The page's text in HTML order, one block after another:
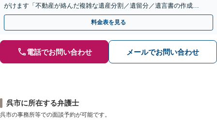
がけます「不動産が絡んだ複雑な遺産分割／遺留分／遺言書の作成・
執行／事業承継など、お任せください」【休日相談あり】
料金表を見る
電話でお問い合わせ メールでお問い合わせ
呉市に所在する弁護士
呉市の事務所等での面談予約が可能です。